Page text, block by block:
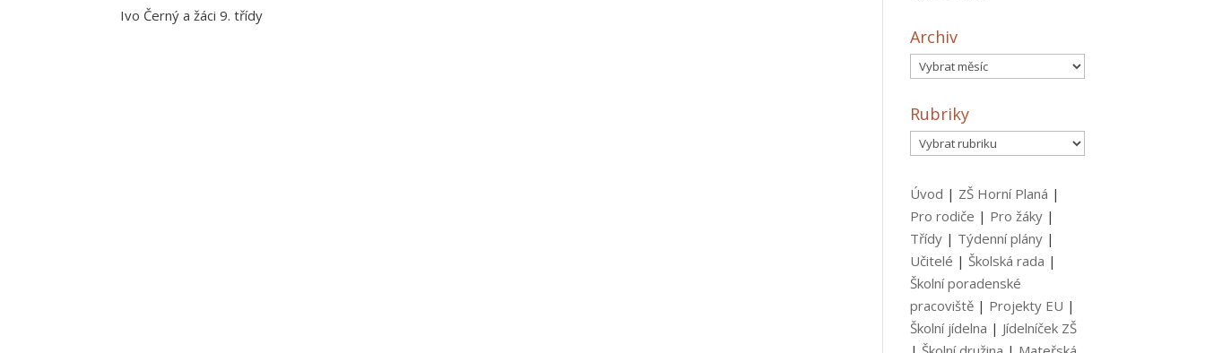
Ivo Černý a žáci 9. třídy
Archiv
Archiv
Rubriky
Rubriky
Úvod | ZŠ Horní Planá |
Pro rodiče | Pro žáky |
Třídy | Týdenní plány |
Učitelé | Školská rada |
Školní poradenské
pracoviště | Projekty EU |
Školní jídelna | Jídelníček ZŠ